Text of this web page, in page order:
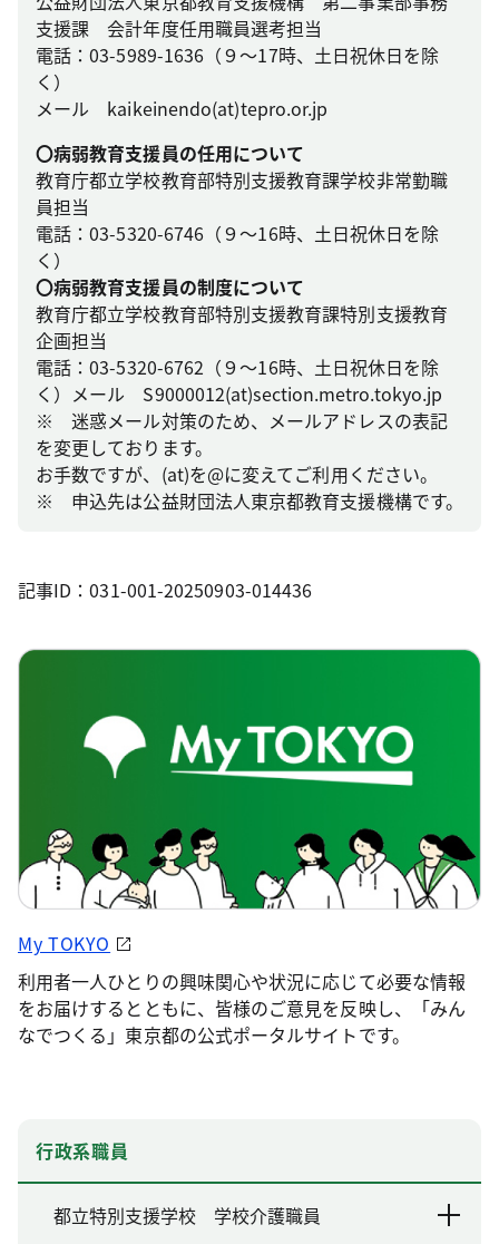
支援課 会計年度任用職員選考担当
電話：03-5989-1636（９～17時、土日祝休日を除
く）
メール kaikeinendo(at)tepro.or.jp
〇病弱教育支援員の任用について
教育庁都立学校教育部特別支援教育課学校非常勤職
員担当
電話：03-5320-6746（９～16時、土日祝休日を除
く）
〇病弱教育支援員の制度について
教育庁都立学校教育部特別支援教育課特別支援教育
企画担当
電話：03-5320-6762（９～16時、土日祝休日を除
く）メール S9000012(at)section.metro.tokyo.jp
※ 迷惑メール対策のため、メールアドレスの表記
を変更しております。
お手数ですが、(at)を@に変えてご利用ください。
※ 申込先は公益財団法人東京都教育支援機構です。
記事ID：031-001-20250903-014436
My TOKYO
利用者一人ひとりの興味関心や状況に応じて必要な情報
をお届けするとともに、皆様のご意見を反映し、「みん
なでつくる」東京都の公式ポータルサイトです。
行政系職員
都立特別支援学校 学校介護職員